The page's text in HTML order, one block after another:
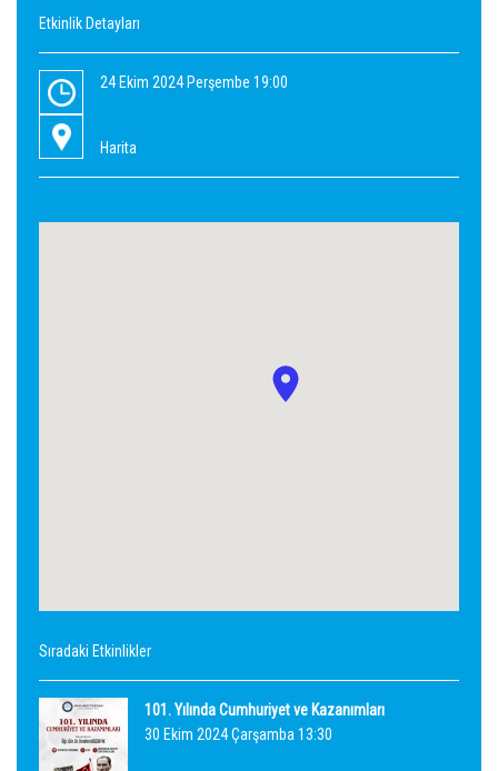
Etkinlik Detayları
24 Ekim 2024 Perşembe 19:00
Harita
Sıradaki Etkinlikler
101. Yılında Cumhuriyet ve Kazanımları
30 Ekim 2024 Çarşamba 13:30